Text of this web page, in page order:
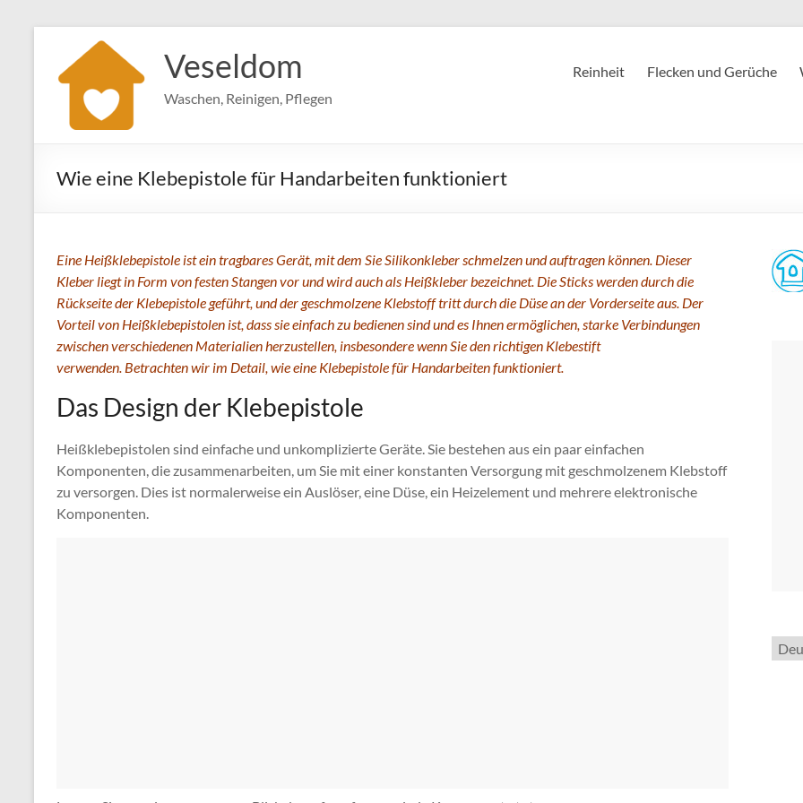
springen
Veseldom
Waschen, Reinigen, Pflegen
Reinheit Flecken und Gerüche
Wie eine Klebepistole für Handarbeiten funktioniert
Eine Heißklebepistole ist ein tragbares Gerät, mit dem Sie Silikonkleber schmelzen und auftragen können. Dieser
Kleber liegt in Form von festen Stangen vor und wird auch als Heißkleber bezeichnet. Die Sticks werden durch die
Rückseite der Klebepistole geführt, und der geschmolzene Klebstoff tritt durch die Düse an der Vorderseite aus. Der
Vorteil von Heißklebepistolen ist, dass sie einfach zu bedienen sind und es Ihnen ermöglichen, starke Verbindungen
zwischen verschiedenen Materialien herzustellen, insbesondere wenn Sie den richtigen Klebestift
verwenden. Betrachten wir im Detail, wie eine Klebepistole für Handarbeiten funktioniert.
Das Design der Klebepistole
Heißklebepistolen sind einfache und unkomplizierte Geräte. Sie bestehen aus ein paar einfachen
Komponenten, die zusammenarbeiten, um Sie mit einer konstanten Versorgung mit geschmolzenem Klebstoff
zu versorgen. Dies ist normalerweise ein Auslöser, eine Düse, ein Heizelement und mehrere elektronische
Komponenten.